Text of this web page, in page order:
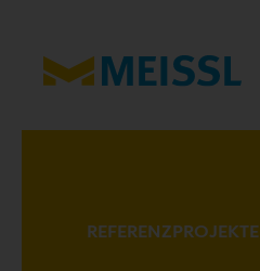
REFERENZPROJEKTE